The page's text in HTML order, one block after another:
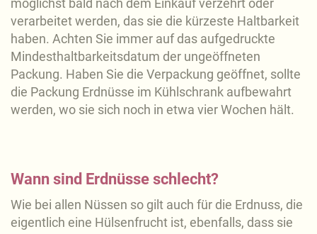
möglichst bald nach dem Einkauf verzehrt oder
verarbeitet werden, das sie die kürzeste Haltbarkeit
haben. Achten Sie immer auf das aufgedruckte
Mindesthaltbarkeitsdatum der ungeöffneten
Packung. Haben Sie die Verpackung geöffnet, sollte
die Packung Erdnüsse im Kühlschrank aufbewahrt
werden, wo sie sich noch in etwa vier Wochen hält.
Wann sind Erdnüsse schlecht?
Wie bei allen Nüssen so gilt auch für die Erdnuss, die
eigentlich eine Hülsenfrucht ist, ebenfalls, dass sie